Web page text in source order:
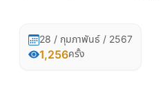
28 / กุมภาพันธ์ / 2567
1,256ครั้ง